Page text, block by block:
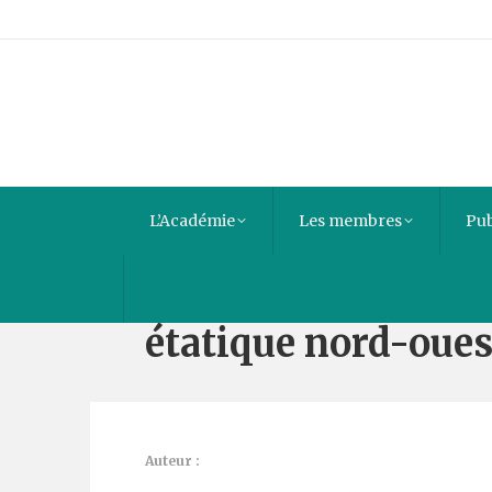
L’Académie Les membres
Sidi Waggag b.
étatique nord-
Auteur :